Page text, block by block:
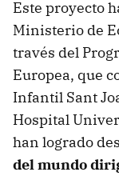
Este proyecto
Ministerio de
través del
Europea, que
Infantil Sant
Hospital
han logrado
del mundo